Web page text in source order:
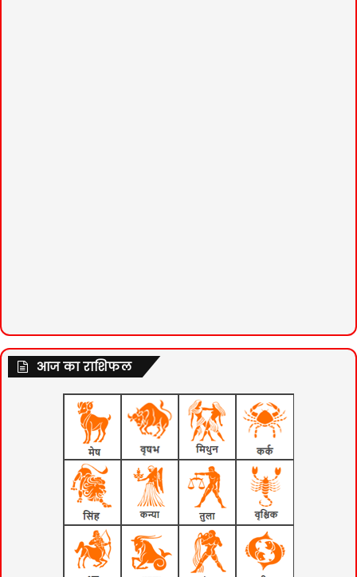
आज का राशिफल